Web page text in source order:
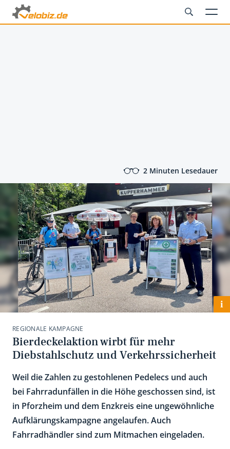
2 Minuten Lesedauer
i
REGIONALE KAMPAGNE
Bierdeckelaktion wirbt für mehr
Diebstahlschutz und Verkehrssicherheit
Weil die Zahlen zu gestohlenen Pedelecs und auch
bei Fahrradunfällen in die Höhe geschossen sind, ist
in Pforzheim und dem Enzkreis eine ungewöhnliche
Aufklärungskampagne angelaufen. Auch
Fahrradhändler sind zum Mitmachen eingeladen.